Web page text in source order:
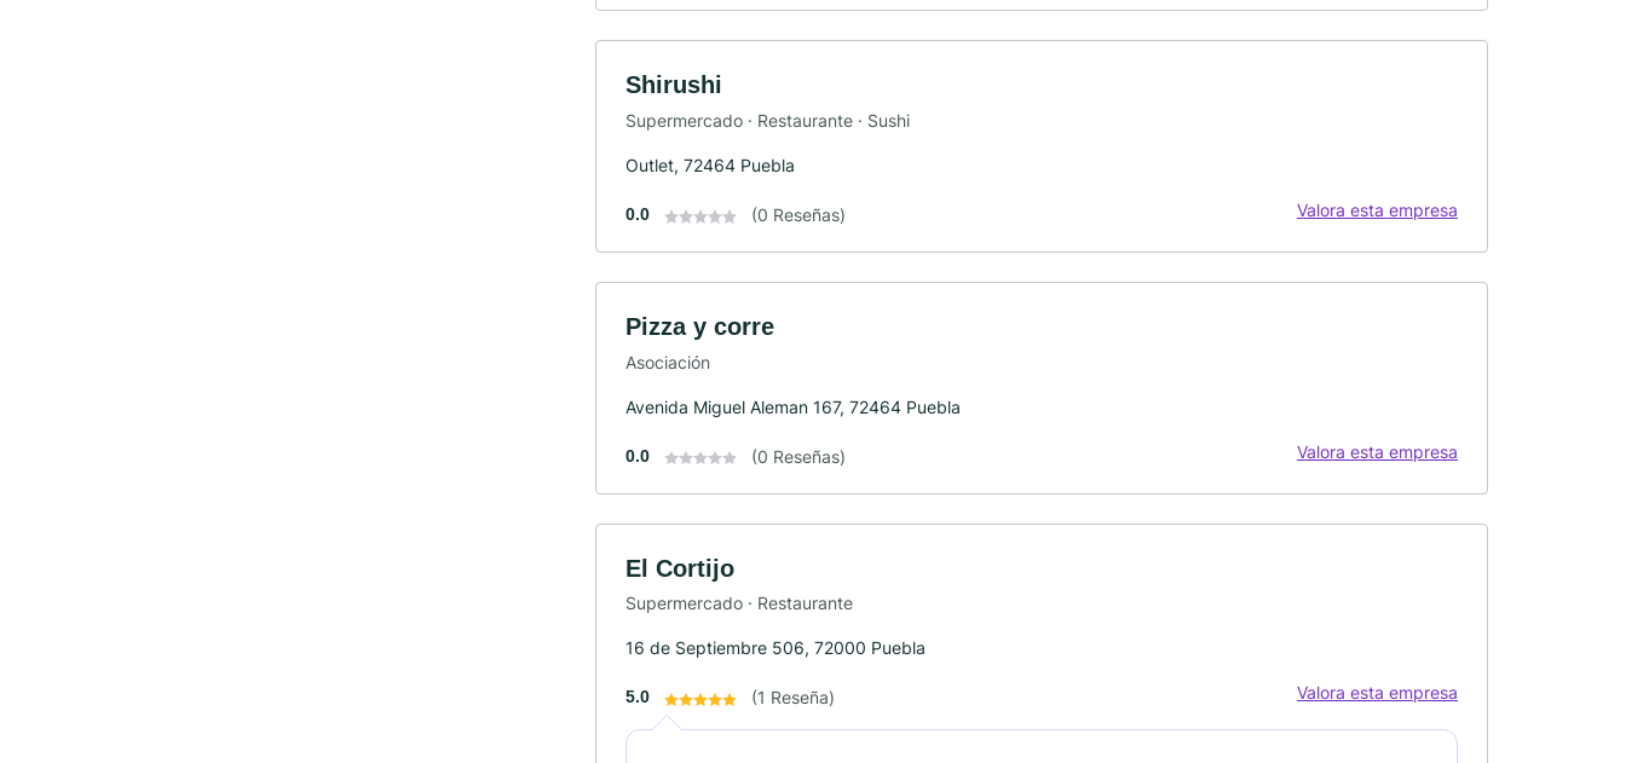
Shirushi
Supermercado · Restaurante · Sushi
Outlet, 72464 Puebla
0.0 (0 Reseñas) Valora esta empresa
Pizza y corre
Asociación
Avenida Miguel Aleman 167, 72464 Puebla
0.0 (0 Reseñas) Valora esta empresa
El Cortijo
Supermercado · Restaurante
16 de Septiembre 506, 72000 Puebla
5.0 (1 Reseña) Valora esta empresa